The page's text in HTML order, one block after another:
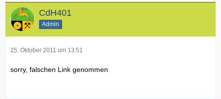
CdH401
Admin
25. Oktober 2011 um 13:51
sorry, falschen Link genommen